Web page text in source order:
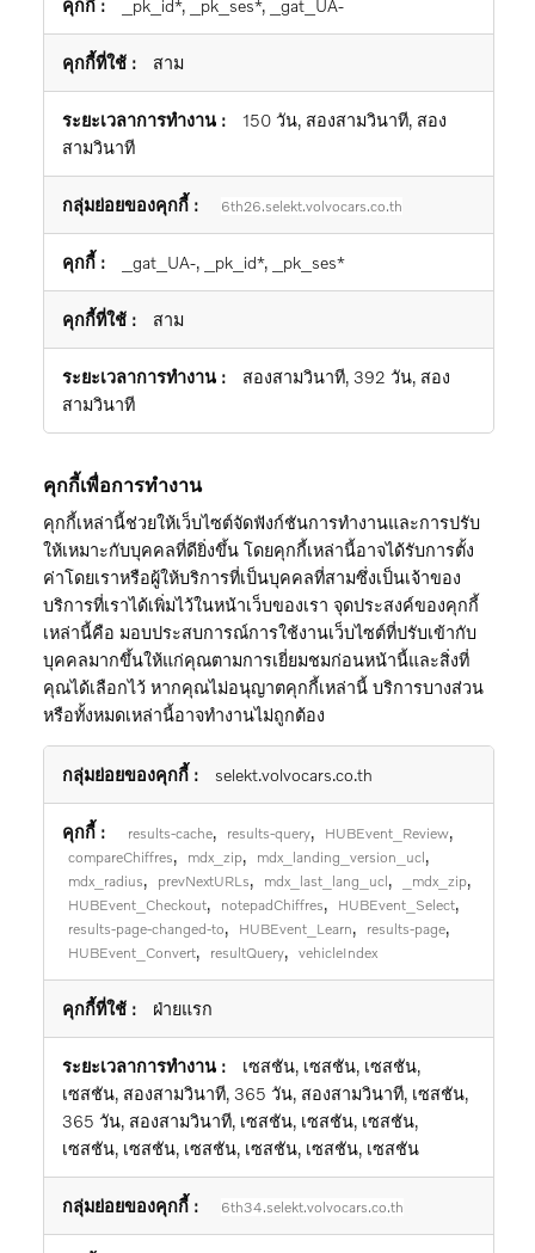
_pk_id*, _pk_ses*, _gat_UA-
สาม
150 วัน, สองสามวินาที, สอง
สามวินาที
6th26.selekt.volvocars.co.th
_gat_UA-, _pk_id*, _pk_ses*
สาม
สองสามวินาที, 392 วัน, สอง
สามวินาที
คุกกี้เพื่อการทำงาน
คุกกี้เหล่านี้ช่วยให้เว็บไซต์จัดฟังก์ชันการทำงานและการปรับ
ให้เหมาะกับบุคคลที่ดียิ่งขึ้น โดยคุกกี้เหล่านี้อาจได้รับการตั้ง
ค่าโดยเราหรือผู้ให้บริการที่เป็นบุคคลที่สามซึ่งเป็นเจ้าของ
บริการที่เราได้เพิ่มไว้ในหน้าเว็บของเรา จุดประสงค์ของคุกกี้
เหล่านี้คือ มอบประสบการณ์การใช้งานเว็บไซต์ที่ปรับเข้ากับ
บุคคลมากขึ้นให้แก่คุณตามการเยี่ยมชมก่อนหน้านี้และสิ่งที่
คุณได้เลือกไว้ หากคุณไม่อนุญาตคุกกี้เหล่านี้ บริการบางส่วน
หรือทั้งหมดเหล่านี้อาจทำงานไม่ถูกต้อง
เพื่อ
ทำงาน
selekt.volvocars.co.th
results-cache, results-query, HUBEvent_Review,
compareChiffres, mdx_zip, mdx_landing_version_ucl,
mdx_radius, prevNextURLs, mdx_last_lang_ucl, _mdx_zip,
HUBEvent_Checkout, notepadChiffres, HUBEvent_Select,
results-page-changed-to, HUBEvent_Learn, results-page,
HUBEvent_Convert, resultQuery, vehicleIndex
ฝ่ายแรก
เซสชัน, เซสชัน, เซสชัน,
เซสชัน, สองสามวินาที, 365 วัน, สองสามวินาที, เซสชัน,
365 วัน, สองสามวินาที, เซสชัน, เซสชัน, เซสชัน,
เซสชัน, เซสชัน, เซสชัน, เซสชัน, เซสชัน, เซสชัน
6th34.selekt.volvocars.co.th